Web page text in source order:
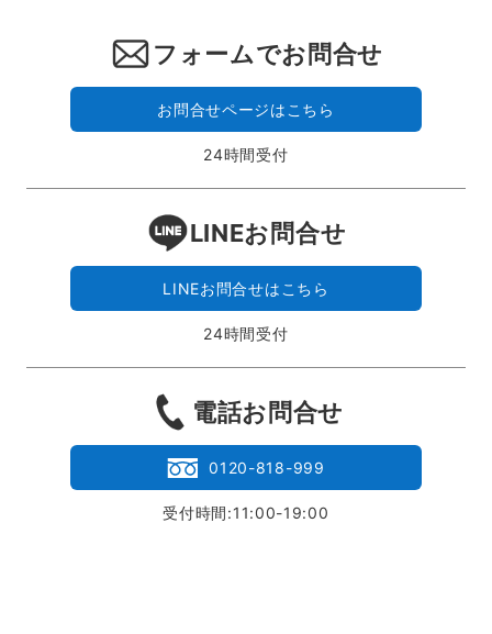
フォームでお問合せ
お問合せページはこちら
24時間受付
LINEお問合せ
LINEお問合せはこちら
24時間受付
電話お問合せ
0120-818-999
受付時間:11:00-19:00